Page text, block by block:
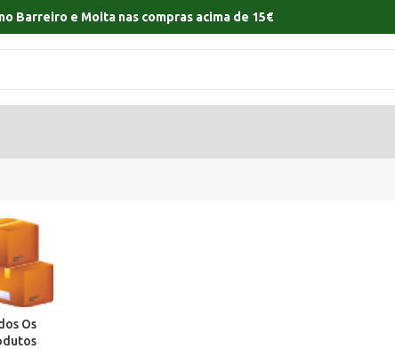
Barreiro e Moita nas compras acima de 15€
Os